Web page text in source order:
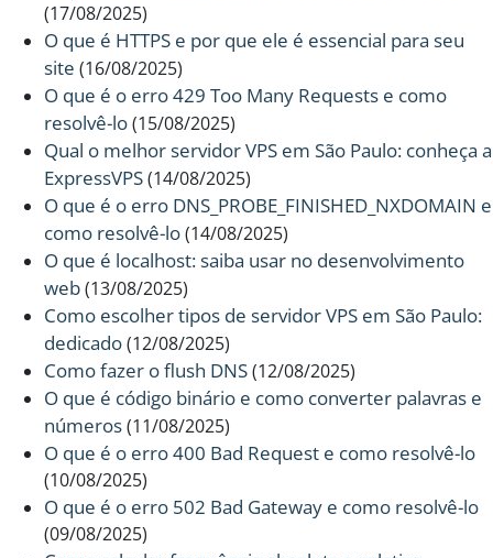
(17/08/2025)
O que é HTTPS e por que ele é essencial para seu
site (16/08/2025)
O que é o erro 429 Too Many Requests e como
resolvê-lo(15/08/2025)
Qual o melhor servidor VPS em São Paulo: conheça a
ExpressVPS(14/08/2025)
O que é o erro DNS_PROBE_FINISHED_NXDOMAIN e
como resolvê-lo(14/08/2025)
O que é localhost: saiba usar no desenvolvimento
web(13/08/2025)
Como escolher tipos de servidor VPS em São Paulo:
dedicado(12/08/2025)
Como fazer o flush DNS(12/08/2025)
O que é código binário e como converter palavras e
números(11/08/2025)
O que é o erro 400 Bad Request e como resolvê-lo
(10/08/2025)
O que é o erro 502 Bad Gateway e como resolvê-lo
(09/08/2025)